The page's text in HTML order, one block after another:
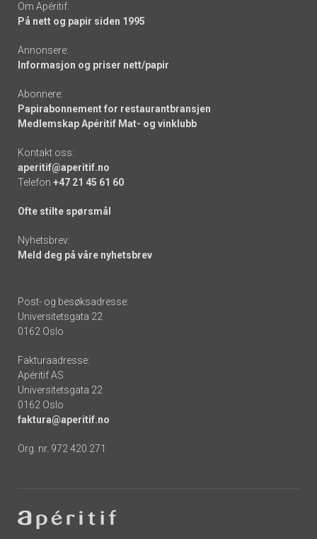
Om Apéritif:
På nett og papir siden 1995
Annonsere:
Informasjon og priser nett/papir
Abonnere:
Papirabonnement for restaurantbransjen
Medlemskap Apéritif Mat- og vinklubb
Kontakt oss:
aperitif@aperitif.no
Telefon +47 21 45 61 60
Ofte stilte spørsmål
Nyhetsbrev:
Meld deg på våre nyhetsbrev
Post- og besøksadresse:
Universitetsgata 22
0162 Oslo
Fakturaadresse:
Apéritif AS
Universitetsgata 22
0162 Oslo
faktura@aperitif.no
Org. nr. 972 420 271
-